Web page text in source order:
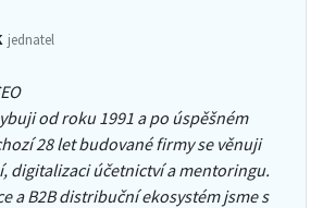
jednatel
od roku 1991 a po úspěšném
28 let budované firmy se věnuji
digitalizaci účetnictví a mentoringu.
a B2B distribuční ekosystém jsme s